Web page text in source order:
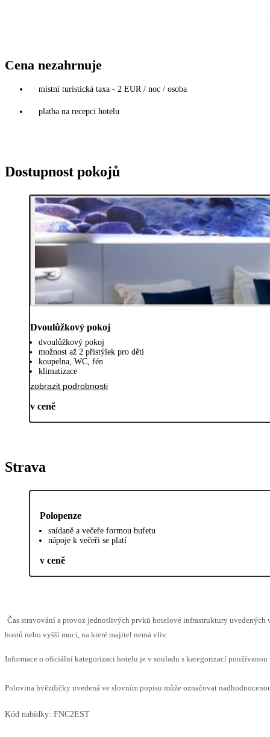
Cena nezahrnuje
místní turistická taxa - 2 EUR / noc / osoba
platba na recepci hotelu
Dostupnost pokojů
Dvoulůžkový pokoj
dvoulůžkový pokoj
možnost až 2 přistýlek pro děti
koupelna, WC, fén
klimatizace
zobrazit podrobnosti
v ceně
Strava
Polopenze
snídaně a večeře formou bufetu
nápoje k večeři se platí
v ceně
Čas stravování a provoz jednotlivých prvků hotelové infrastruktury uvedených
hostů nebo vyšší moci, na které majitel nemá vliv.
Informace o oficiální kategorizaci hotelu je v souladu s kategorizací
Polovina hvězdičky uvedená ve slovním popisu může označovat
Kód nabídky: FNC2EST